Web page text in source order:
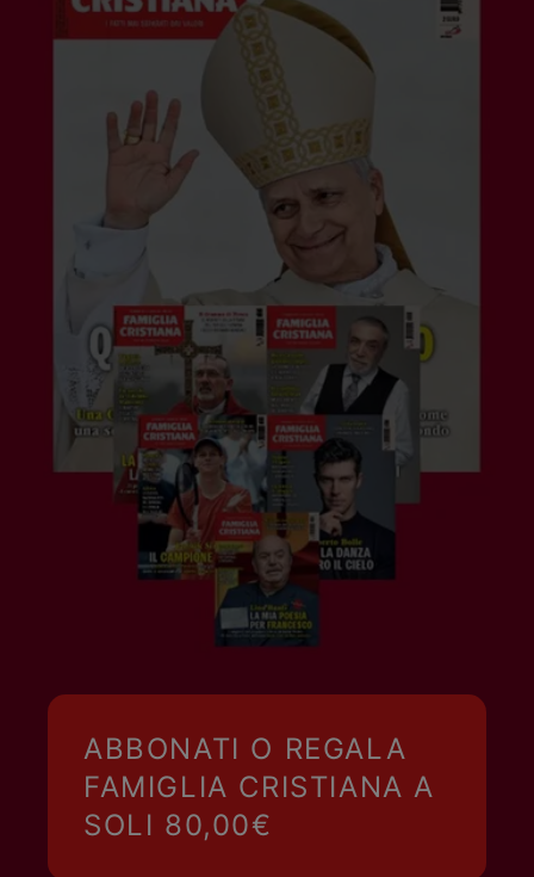
ABBONATI O REGALA
FAMIGLIA CRISTIANA A
SOLI 80,00€